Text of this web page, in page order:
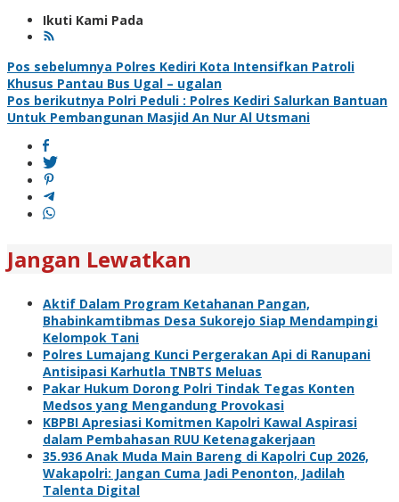
Ikuti Kami Pada
Navigasi
pos
Pos sebelumnya Polres Kediri Kota Intensifkan Patroli
Khusus Pantau Bus Ugal – ugalan
Pos berikutnya Polri Peduli : Polres Kediri Salurkan Bantuan
Untuk Pembangunan Masjid An Nur Al Utsmani
Jangan Lewatkan
Aktif Dalam Program Ketahanan Pangan,
Bhabinkamtibmas Desa Sukorejo Siap Mendampingi
Kelompok Tani
Polres Lumajang Kunci Pergerakan Api di Ranupani
Antisipasi Karhutla TNBTS Meluas
Pakar Hukum Dorong Polri Tindak Tegas Konten
Medsos yang Mengandung Provokasi
KBPBI Apresiasi Komitmen Kapolri Kawal Aspirasi
dalam Pembahasan RUU Ketenagakerjaan
35.936 Anak Muda Main Bareng di Kapolri Cup 2026,
Wakapolri: Jangan Cuma Jadi Penonton, Jadilah
Talenta Digital